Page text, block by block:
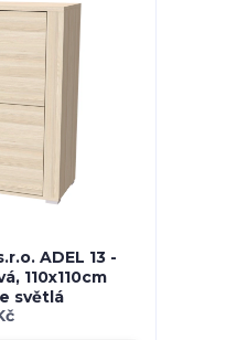
ADEL 13 -
110x110cm
světlá